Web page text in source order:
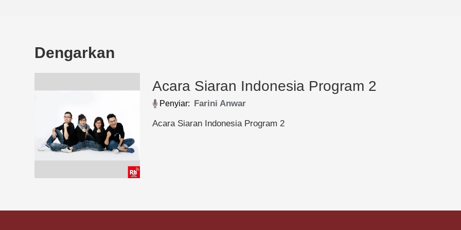
Dengarkan
Acara Siaran Indonesia Program 2
Penyiar: Farini Anwar
Acara Siaran Indonesia Program 2